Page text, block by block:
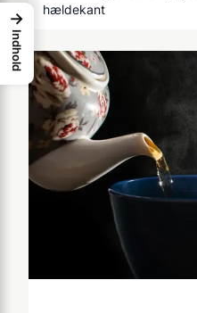
hældekant
→
Indhold